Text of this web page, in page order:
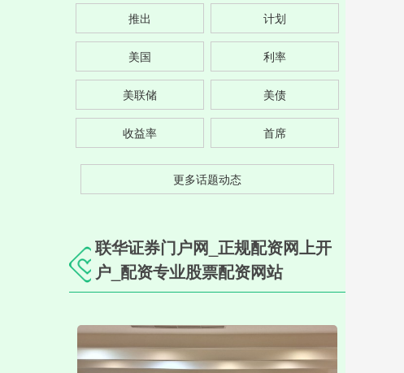
推出 计划
美国 利率
美联储 美债
收益率 首席
更多话题动态
联华证券门户网_正规配资网上开
户_配资专业股票配资网站